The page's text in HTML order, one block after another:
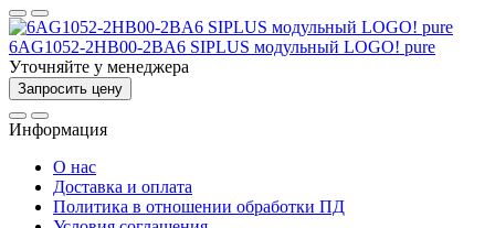
6AG1052-2HB00-2BA6 SIPLUS модульный LOGO! pure
Уточняйте у менеджера
Запросить цену
Информация
О нас
Доставка и оплата
Политика в отношении обработки ПД